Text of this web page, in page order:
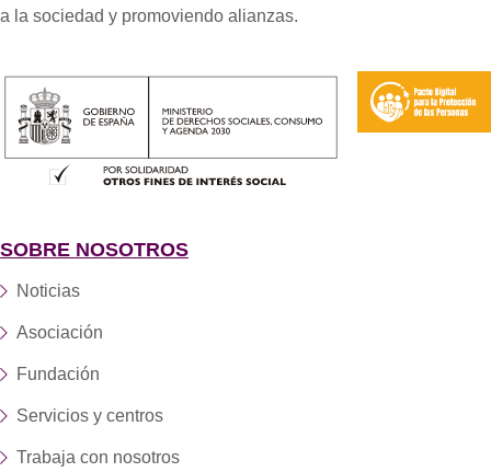
a la sociedad y promoviendo alianzas.
SOBRE NOSOTROS
Noticias
Asociación
Fundación
Servicios y centros
Trabaja con nosotros